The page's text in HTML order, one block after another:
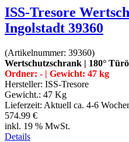
ISS-Tresore
Ingolstadt 39360
(Artikelnummer: 39360)
Wertschutzschrank | 180°
Ordner: - | Gewicht: 47 kg
Hersteller: ISS-Tresore
Gewicht.: 47 Kg
Lieferzeit: Aktuell ca. 4-6
574.99 €
inkl. 19 % MwSt.
Details